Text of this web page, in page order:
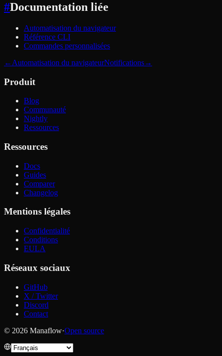
#Documentation liée
Automatisation du navigateur
Référence CLI
Commandes personnalisées
← Automatisation du navigateurNotifications→
Produit
Blog
Communauté
Nightly
Ressources
Ressources
Docs
Guides
Comparer
Changelog
Mentions légales
Confidentialité
Conditions
EULA
Réseaux sociaux
GitHub
X / Twitter
Discord
Contact
© 2026 Manaflow·Open source